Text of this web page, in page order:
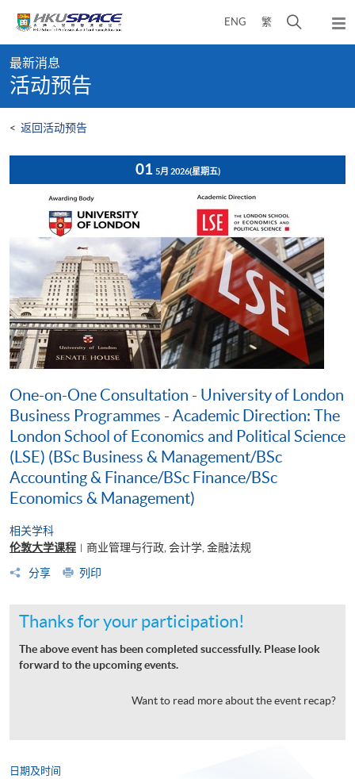
content
ENG 繁
开
弹
出
content
start
最新消息
活动预告
< 返回活动预告
01 5月 2026(星期五)
One-on-One Consultation - University of London
Business Programmes - Academic Direction: The
London School of Economics and Political Science
(LSE) (BSc Business & Management/BSc
Accounting & Finance/BSc Finance/BSc
Economics & Management)
相关学科
伦敦大学课程 | 商业管理与行政, 会计学, 金融法规
分享
列印
Thanks for your participation!
The above event has been completed successfully. Please look
forward to the upcoming events.
Want to read more about the event recap?
日期及时间